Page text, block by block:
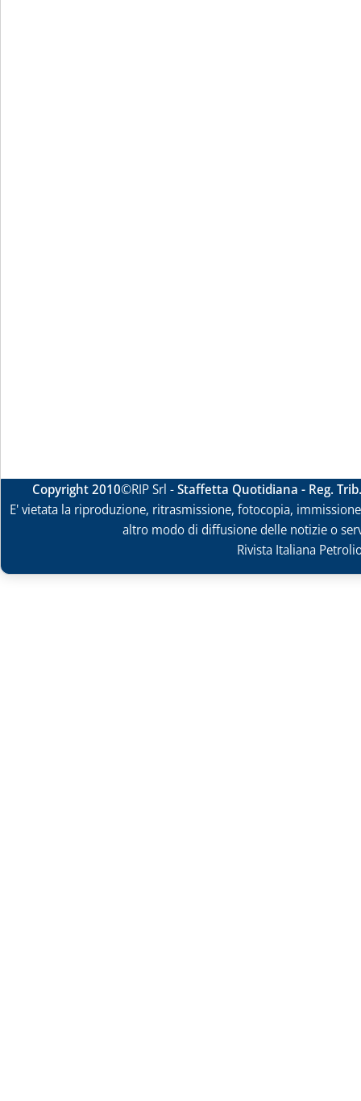
Copyright 2010©RIP Srl -Staffetta Quotidiana - Reg.
E' vietata la riproduzione, ritrasmissione, fotocopia,
altro modo di diffusione delle notizie o
Rivista Italiana